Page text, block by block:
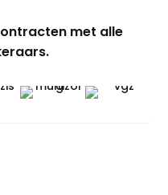
met alle